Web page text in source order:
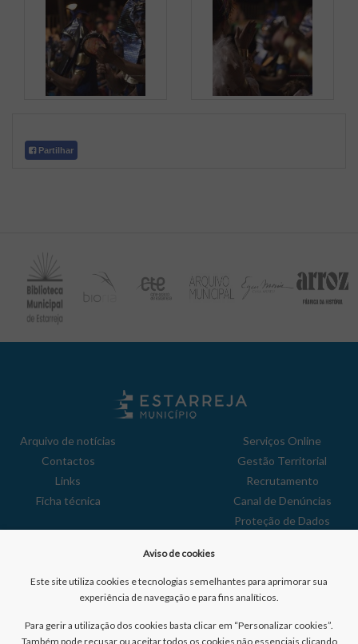
Partilhar
Arquivo de notícias
Contactos
Links
Ficha técnica
Serviços Online
Gestão Territorial
Recrutamento
Canal de Denúncias
Proteção de Dados
Reclamações
Aviso de cookies
Este site utiliza cookies e tecnologias semelhantes para aprimorar sua
experiência de navegação e para fins analíticos.
Para gerir a utilização dos cookies basta clicar em “Personalizar cookies”.
Também pode recusar ou aceitar todos os cookies não essenciais clicando